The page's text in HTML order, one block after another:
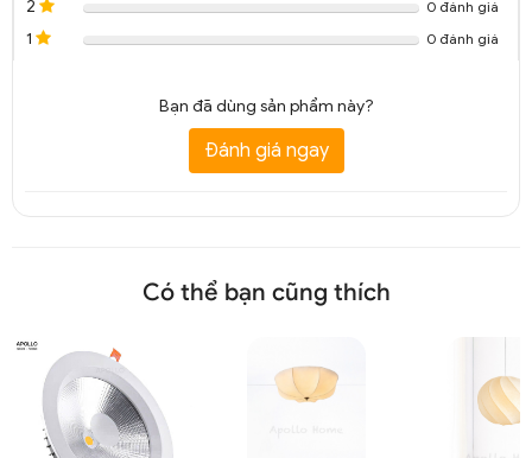
2 0 đánh giá
1 0 đánh giá
Bạn đã dùng sản phẩm này?
Đánh giá ngay
Có thể bạn cũng thích